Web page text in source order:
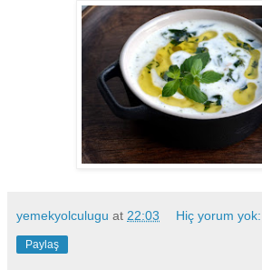
yemekyolculugu at 22:03 Hiç yorum yok:
Paylaş